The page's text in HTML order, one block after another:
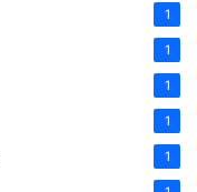
1
1
1
1
1